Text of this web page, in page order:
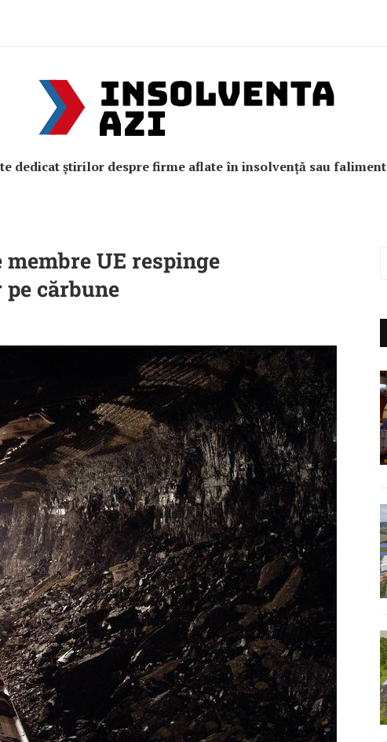
dedicat știrilor despre firme aflate în insolvență sau faliment
UE respinge
cărbune